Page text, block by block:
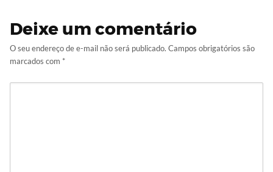
Deixe um comentário
O seu endereço de e-mail não será publicado. Campos obrigatórios são
marcados com *